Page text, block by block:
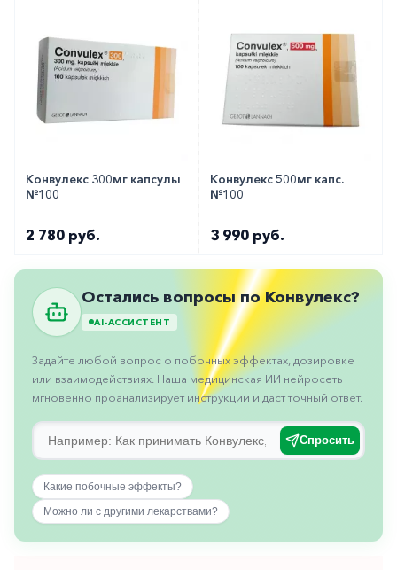
Сосудистые
Тромбозы
Урология
нос
Щитовидная
Конвулекс 300мг капсулы
№100
2 780 руб.
Конвулекс 500мг капс.
№100
3 990 руб.
Остались вопросы по Конвулекс?
AI-АССИСТЕНТ
Задайте любой вопрос о побочных эффектах, дозировке
или взаимодействиях. Наша медицинская ИИ нейросеть
мгновенно проанализирует инструкции и даст точный ответ.
Спросить
Какие побочные эффекты?
Можно ли с другими лекарствами?